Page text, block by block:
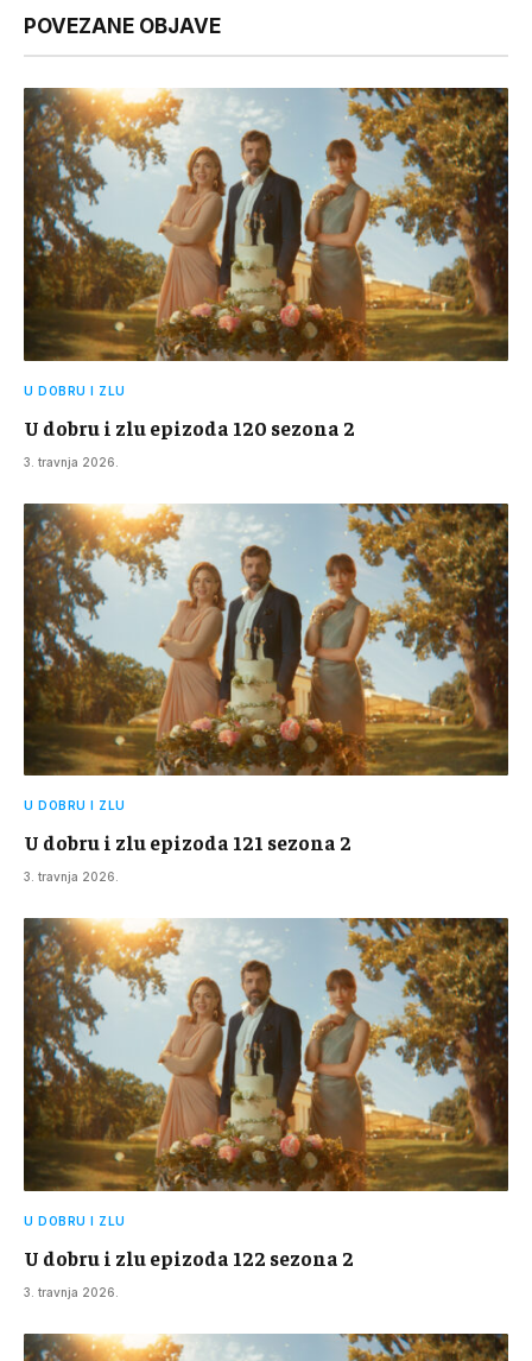
POVEZANE OBJAVE
U DOBRU I ZLU
U dobru i zlu epizoda 120 sezona 2
3. travnja 2026.
U DOBRU I ZLU
U dobru i zlu epizoda 121 sezona 2
3. travnja 2026.
U DOBRU I ZLU
U dobru i zlu epizoda 122 sezona 2
3. travnja 2026.